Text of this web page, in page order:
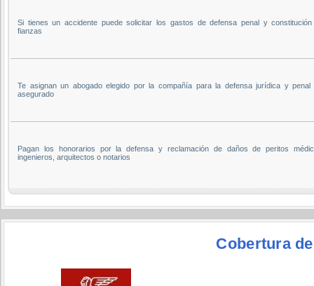
Si tienes un accidente puede solicitar los gastos de defensa penal y
fianzas
Te asignan un abogado elegido por la compañía para la defensa jurídica y penal
asegurado
Pagan los honorarios por la defensa y reclamación de daños de peritos
ingenieros, arquitectos o notarios
Cobertura